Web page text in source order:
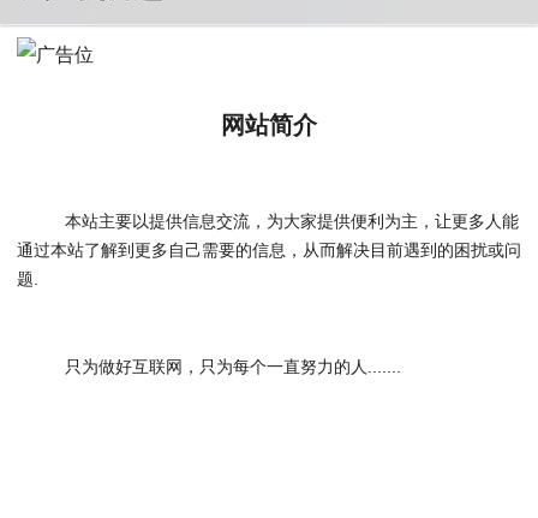
网站简介
本站主要以提供信息交流，为大家提供便利为主，让更多人能
通过本站了解到更多自己需要的信息，从而解决目前遇到的困扰或问
题.
只为做好互联网，只为每个一直努力的人.......